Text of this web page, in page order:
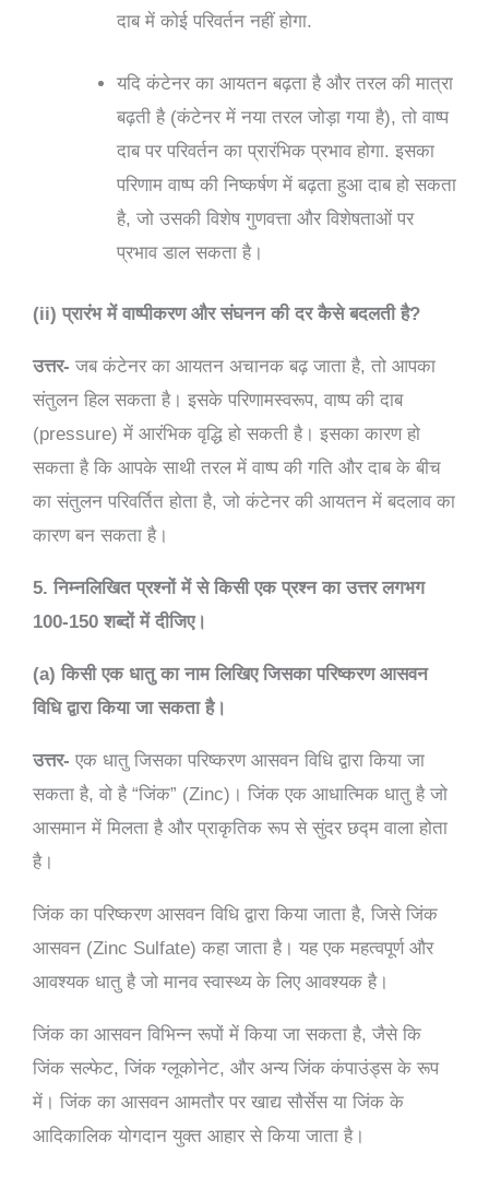
दाब में कोई परिवर्तन नहीं होगा.
यदि कंटेनर का आयतन बढ़ता है और तरल की मात्रा
बढ़ती है (कंटेनर में नया तरल जोड़ा गया है), तो वाष्प
दाब पर परिवर्तन का प्रारंभिक प्रभाव होगा. इसका
परिणाम वाष्प की निष्कर्षण में बढ़ता हुआ दाब हो सकता
है, जो उसकी विशेष गुणवत्ता और विशेषताओं पर
प्रभाव डाल सकता है।
(ii) प्रारंभ में वाष्पीकरण और संघनन की दर कैसे बदलती है?
उत्तर- जब कंटेनर का आयतन अचानक बढ़ जाता है, तो आपका
संतुलन हिल सकता है। इसके परिणामस्वरूप, वाष्प की दाब
(pressure) में आरंभिक वृद्धि हो सकती है। इसका कारण हो
सकता है कि आपके साथी तरल में वाष्प की गति और दाब के बीच
का संतुलन परिवर्तित होता है, जो कंटेनर की आयतन में बदलाव का
कारण बन सकता है।
5. निम्नलिखित प्रश्नों में से किसी एक प्रश्न का उत्तर लगभग
100-150 शब्दों में दीजिए।
(a) किसी एक धातु का नाम लिखिए जिसका परिष्करण आसवन
विधि द्वारा किया जा सकता है।
उत्तर- एक धातु जिसका परिष्करण आसवन विधि द्वारा किया जा
सकता है, वो है “जिंक” (Zinc)। जिंक एक आधात्मिक धातु है जो
आसमान में मिलता है और प्राकृतिक रूप से सुंदर छद्म वाला होता
है।
जिंक का परिष्करण आसवन विधि द्वारा किया जाता है, जिसे जिंक
आसवन (Zinc Sulfate) कहा जाता है। यह एक महत्वपूर्ण और
आवश्यक धातु है जो मानव स्वास्थ्य के लिए आवश्यक है।
जिंक का आसवन विभिन्न रूपों में किया जा सकता है, जैसे कि
जिंक सल्फेट, जिंक ग्लूकोनेट, और अन्य जिंक कंपाउंड्स के रूप
में। जिंक का आसवन आमतौर पर खाद्य सौर्सेस या जिंक के
आदिकालिक योगदान युक्त आहार से किया जाता है।